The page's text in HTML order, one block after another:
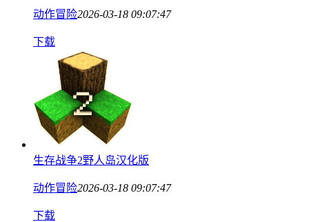
动作冒险2026-03-18 09:07:47
下载
生存战争2野人岛汉化版
动作冒险2026-03-18 09:07:47
下载